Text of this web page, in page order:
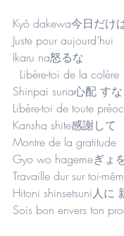
Kyô dakewa
Juste pour aujourd’hui
Ikaru na
  Libère-toi de la colère
Shinpai
Libère-toi de toute
Kansha
Montre de la gratitude
Gyo wo hageme
Travaille dur sur toi-
Hitoni shinsetsuni
Sois bon envers ton